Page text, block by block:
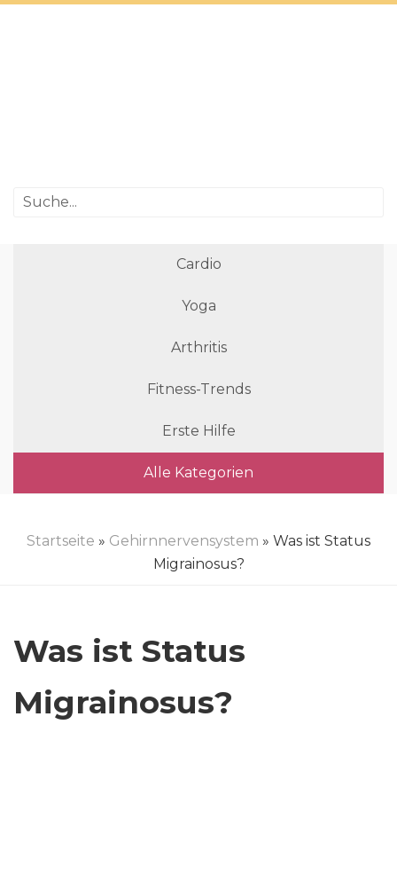
Cardio
Yoga
Arthritis
Fitness-Trends
Erste Hilfe
Alle Kategorien
Startseite » Gehirnnervensystem » Was ist Status
Migrainosus?
Was ist Status
Migrainosus?